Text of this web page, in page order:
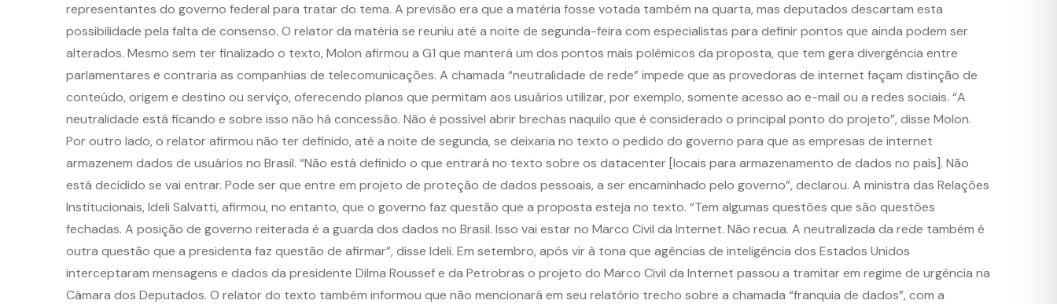
representantes do governo federal para tratar do tema. A previsão era que a matéria fosse votada também na quarta, mas deputados descartam esta
possibilidade pela falta de consenso. O relator da matéria se reuniu até a noite de segunda-feira com especialistas para definir pontos que ainda podem ser
alterados. Mesmo sem ter finalizado o texto, Molon afirmou a G1 que manterá um dos pontos mais polêmicos da proposta, que tem gera divergência entre
parlamentares e contraria as companhias de telecomunicações. A chamada “neutralidade de rede” impede que as provedoras de internet façam distinção de
conteúdo, origem e destino ou serviço, oferecendo planos que permitam aos usuários utilizar, por exemplo, somente acesso ao e-mail ou a redes sociais. “A
neutralidade está ficando e sobre isso não há concessão. Não é possível abrir brechas naquilo que é considerado o principal ponto do projeto”, disse Molon.
Por outro lado, o relator afirmou não ter definido, até a noite de segunda, se deixaria no texto o pedido do governo para que as empresas de internet
armazenem dados de usuários no Brasil. “Não está definido o que entrará no texto sobre os datacenter [locais para armazenamento de dados no país]. Não
está decidido se vai entrar. Pode ser que entre em projeto de proteção de dados pessoais, a ser encaminhado pelo governo”, declarou. A ministra das Relações
Institucionais, Ideli Salvatti, afirmou, no entanto, que o governo faz questão que a proposta esteja no texto. “Tem algumas questões que são questões
fechadas. A posição de governo reiterada é a guarda dos dados no Brasil. Isso vai estar no Marco Civil da Internet. Não recua. A neutralizada da rede também é
outra questão que a presidenta faz questão de afirmar”, disse Ideli. Em setembro, após vir à tona que agências de inteligência dos Estados Unidos
interceptaram mensagens e dados da presidente Dilma Roussef e da Petrobras o projeto do Marco Civil da Internet passou a tramitar em regime de urgência na
Câmara dos Deputados. O relator do texto também informou que não mencionará em seu relatório trecho sobre a chamada “franquia de dados”, com a